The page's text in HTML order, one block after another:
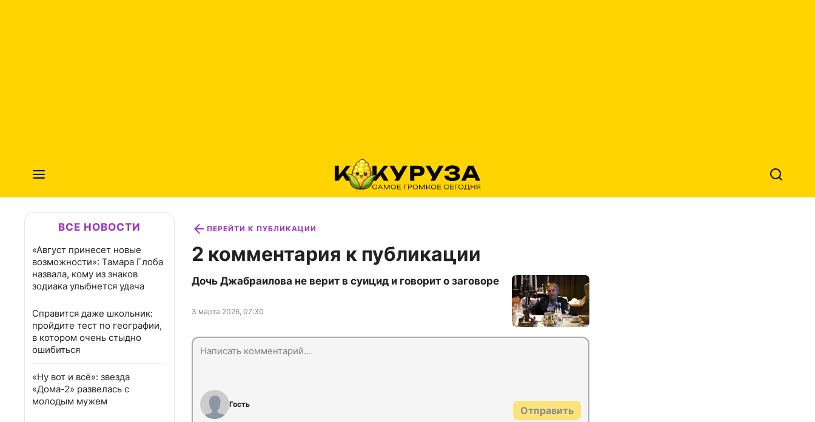
ВСЕ НОВОСТИ
«Август принесет новые
возможности»: Тамара Глоба
назвала, кому из знаков
зодиака улыбнется удача
Справится даже школьник:
пройдите тест по географии,
в котором очень стыдно
ошибиться
«Ну вот и всё»: звезда
«Дома-2» развелась с
молодым мужем
ПЕРЕЙТИ К ПУБЛИКАЦИИ
2 комментария к публикации
Дочь Джабраилова не верит в суицид и говорит о заговоре
3 марта 2026, 07:30
Гость
Отправить